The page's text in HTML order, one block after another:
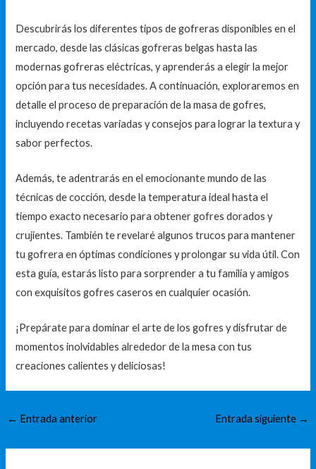
Descubrirás los diferentes tipos de gofreras disponibles en el
mercado, desde las clásicas gofreras belgas hasta las
modernas gofreras eléctricas, y aprenderás a elegir la mejor
opción para tus necesidades. A continuación, exploraremos en
detalle el proceso de preparación de la masa de gofres,
incluyendo recetas variadas y consejos para lograr la textura y
sabor perfectos.
Además, te adentrarás en el emocionante mundo de las
técnicas de cocción, desde la temperatura ideal hasta el
tiempo exacto necesario para obtener gofres dorados y
crujientes. También te revelaré algunos trucos para mantener
tu gofrera en óptimas condiciones y prolongar su vida útil. Con
esta guía, estarás listo para sorprender a tu familia y amigos
con exquisitos gofres caseros en cualquier ocasión.
¡Prepárate para dominar el arte de los gofres y disfrutar de
momentos inolvidables alrededor de la mesa con tus
creaciones calientes y deliciosas!
← Entrada anterior Entrada siguiente →